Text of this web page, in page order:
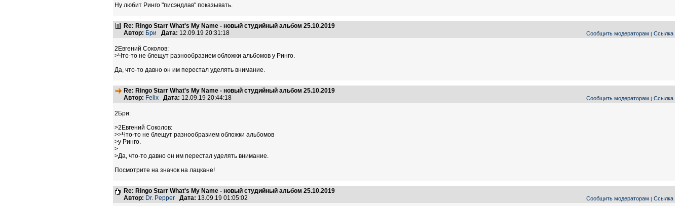
Ну любит Ринго "писэндлав" показывать.
Re: Ringo Starr What's My Name - новый студийный альбом 25.10.2019
Автор: Бри Дата: 12.09.19 20:31:18 Сообщить модераторам | Ссылка
2Евгений Соколов:
>Что-то не блещут разнообразием обложки альбомов у Ринго.
Да, что-то давно он им перестал уделять внимание.
Re: Ringo Starr What's My Name - новый студийный альбом 25.10.2019
Автор: Felix Дата: 12.09.19 20:44:18 Сообщить модераторам | Ссылка
2Бри:
>2Евгений Соколов:
>>Что-то не блещут разнообразием обложки альбомов
>у Ринго.
>
>Да, что-то давно он им перестал уделять внимание.
Посмотрите на значок на лацкане!
Re: Ringo Starr What's My Name - новый студийный альбом 25.10.2019
Автор: Dr. Pepper Дата: 13.09.19 01:05:02 Сообщить модераторам | Ссылка